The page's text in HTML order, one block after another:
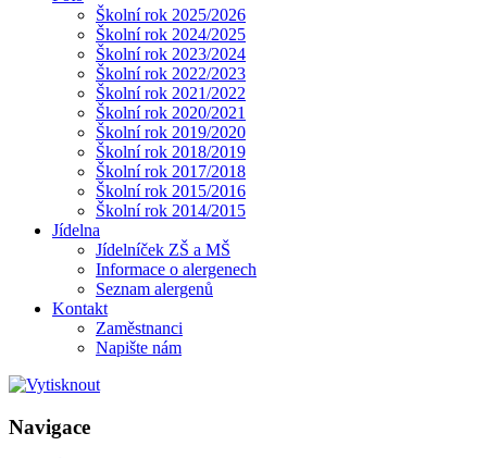
Školní rok 2025/2026
Školní rok 2024/2025
Školní rok 2023/2024
Školní rok 2022/2023
Školní rok 2021/2022
Školní rok 2020/2021
Školní rok 2019/2020
Školní rok 2018/2019
Školní rok 2017/2018
Školní rok 2015/2016
Školní rok 2014/2015
Jídelna
Jídelníček ZŠ a MŠ
Informace o alergenech
Seznam alergenů
Kontakt
Zaměstnanci
Napište nám
Navigace